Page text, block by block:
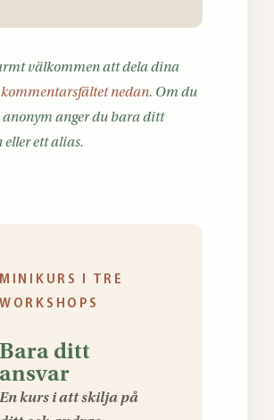
välkommen att dela dina
kommentarsfältet nedan. Om du
anger du bara ditt
eller ett alias.
MINIKURS I TRE
WORKSHOPS
Bara ditt
ansvar
En kurs i att skilja på